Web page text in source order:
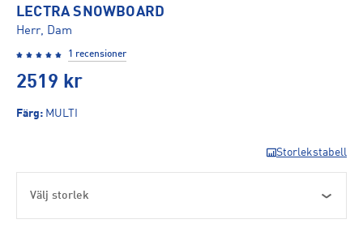
LECTRA SNOWBOARD
Herr, Dam
1 recensioner
2519 kr
Färg: MULTI
Storlekstabell
Välj storlek